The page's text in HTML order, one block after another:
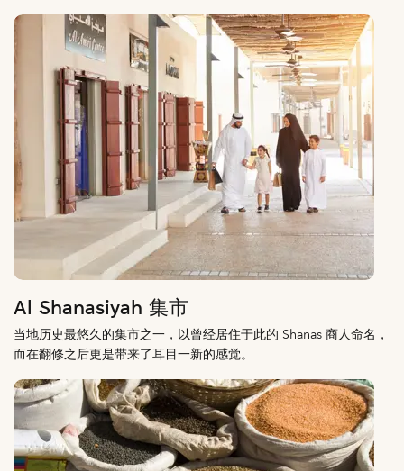
Al Shanasiyah 集市
当地历史最悠久的集市之一，以曾经居住于此的 Shanas 商人命名，
而在翻修之后更是带来了耳目一新的感觉。